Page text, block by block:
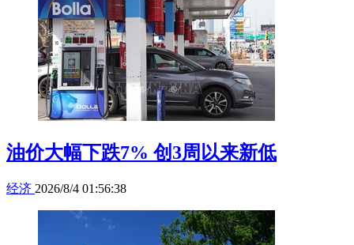
油价大幅下跌7% 创3周以来新低
经济 2026/8/4 01:56:38